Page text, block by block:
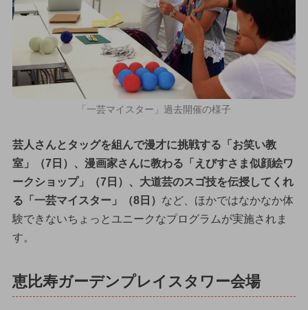
「一芸マイスター」過去開催の様子
芸人さんとタッグを組んで漫才に挑戦する「お笑い教
室」（7日）、漫画家さんに教わる「えびすさま似顔絵ワ
ークショップ」（7日）、大道芸のスゴ技を伝授してくれ
る「一芸マイスター」（8日） など、ほかではなかなか体
験できないちょっとユニークなプログラムが実施されま
す。
恵比寿ガーデンプレイスタワー会場